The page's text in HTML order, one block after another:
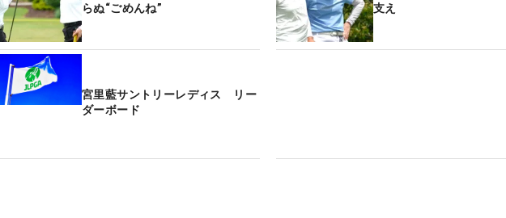
らぬ“ごめんね” 支え
宮里藍サントリーレディス リー
ダーボード